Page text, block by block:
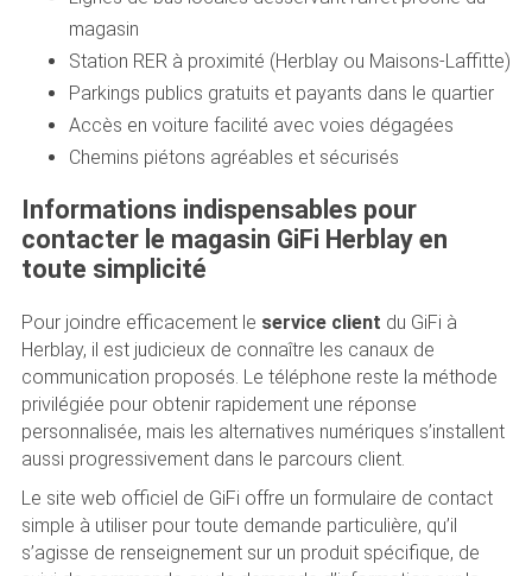
magasin
Station RER à proximité (Herblay ou Maisons-Laffitte)
Parkings publics gratuits et payants dans le quartier
Accès en voiture facilité avec voies dégagées
Chemins piétons agréables et sécurisés
Informations indispensables pour
contacter le magasin GiFi Herblay en
toute simplicité
Pour joindre efficacement le service client du GiFi à
Herblay, il est judicieux de connaître les canaux de
communication proposés. Le téléphone reste la méthode
privilégiée pour obtenir rapidement une réponse
personnalisée, mais les alternatives numériques s’installent
aussi progressivement dans le parcours client.
Le site web officiel de GiFi offre un formulaire de contact
simple à utiliser pour toute demande particulière, qu’il
s’agisse de renseignement sur un produit spécifique, de